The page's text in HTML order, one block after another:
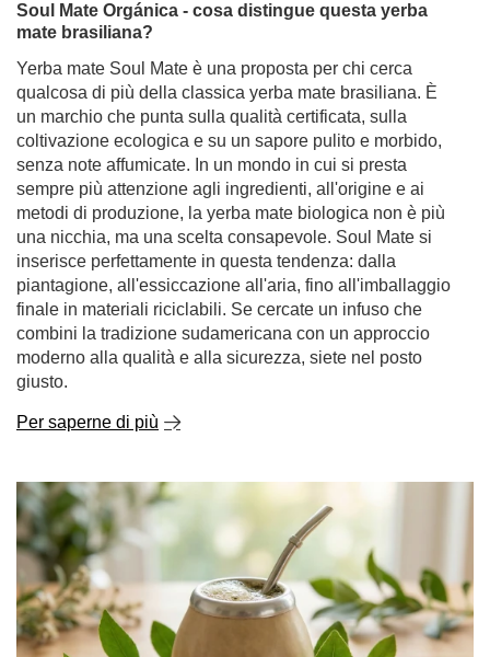
Soul Mate Orgánica - cosa distingue questa yerba
mate brasiliana?
Yerba mate Soul Mate è una proposta per chi cerca
qualcosa di più della classica yerba mate brasiliana. È
un marchio che punta sulla qualità certificata, sulla
coltivazione ecologica e su un sapore pulito e morbido,
senza note affumicate. In un mondo in cui si presta
sempre più attenzione agli ingredienti, all'origine e ai
metodi di produzione, la yerba mate biologica non è più
una nicchia, ma una scelta consapevole. Soul Mate si
inserisce perfettamente in questa tendenza: dalla
piantagione, all'essiccazione all'aria, fino all'imballaggio
finale in materiali riciclabili. Se cercate un infuso che
combini la tradizione sudamericana con un approccio
moderno alla qualità e alla sicurezza, siete nel posto
giusto.
Per saperne di più